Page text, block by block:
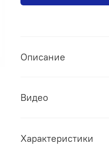
Описание
Видео
Характеристики